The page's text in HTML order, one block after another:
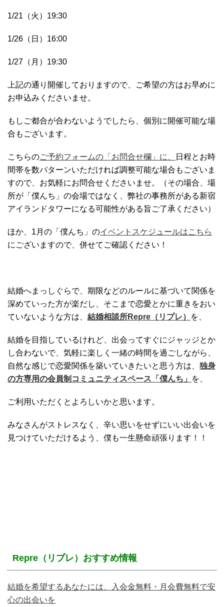
1/21（火）19:30
1/26（日）16:00
1/27（月）19:30
上記の通り開催しておりますので、ご希望の方はお早めに
お申込みくださいませ。
もしご都合が合わないようでしたら、個別に開催可能な場
合もございます。
こちらのご予約フォームの「お問合せ欄」に、
日程とお時
間帯を数パターンいただければ調整可能な場合もございま
すので、お気軽にお問合せくださいませ。（その場合、場
所が「僕んち」の会場ではなく、弊社の事務所がある新宿
アイランドタワーになる可能性がある旨ご了承ください）
ほか、1月の「僕んち」のイベントスケジュールはこちら
にございますので、併せてご確認ください！
結婚へまっしぐらで、期限などのルールに基づいて関係を
深めていった方が楽だし、そこまで恋愛とかに重きをおい
ていないような方は、 結婚相談所Repre（リプレ） を、
結婚を目指しているけれど、出会ってすぐにジャッジとか
し合わないで、気軽に楽しく一緒の時間を過ごしながら、
自然な感じで恋愛関係を築いていきたいと思う方は、 独身
の方専用の会員制コミュニティスペース「僕んち」
を、
ご利用いただくとよろしいかと思います。
みなさんがストレスなく、辛い思いをせずにいい出会いを
見つけていただけるよう、僕も一生懸命頑張ります！！
Repre（リプレ）おすすめ情報
結婚を希望するあなたには、入会金無料・月会費無料で安
心の出会いを